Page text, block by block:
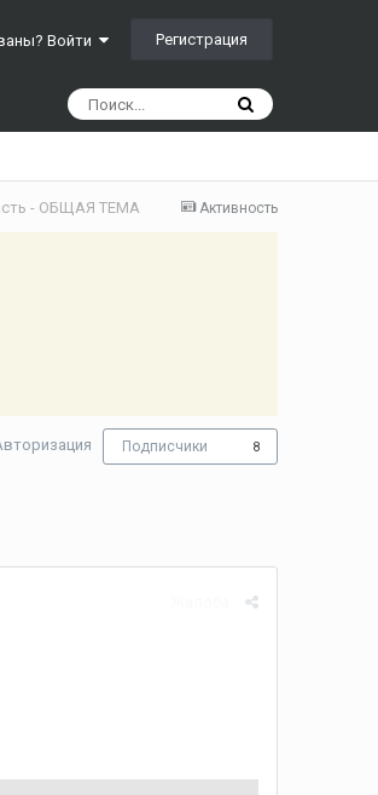
Войти Регистрация
Активность
- ОБЩАЯ ТЕМА
Подписчики 8